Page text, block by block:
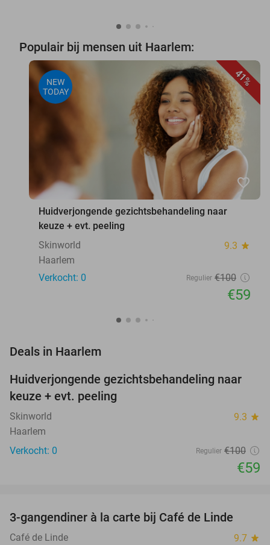
Populair bij mensen uit Haarlem:
41%
NEW
TODAY
favorite_border
Huidverjongende gezichtsbehandeling naar
keuze + evt. peeling
Skinworld
9.3 star
Haarlem
Verkocht: 0
Regulier €100
€59
Deals in Haarlem
41%
TODAY
Huidverjongende gezichtsbehandeling naar
keuze + evt. peeling
Skinworld 9.3 star
Haarlem
Verkocht: 0
Regulier €100
€59
3-gangendiner à la carte bij Café de Linde
Café de Linde 9.7 star